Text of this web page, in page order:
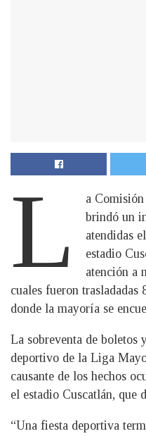
L
a
brindó un
atendidas
estadio
atención a
cuales fueron trasladadas
donde la mayoría se
La sobreventa de boletos
deportivo de la Liga
causante de los hechos
el estadio Cuscatlán, que
“Una fiesta deportiva